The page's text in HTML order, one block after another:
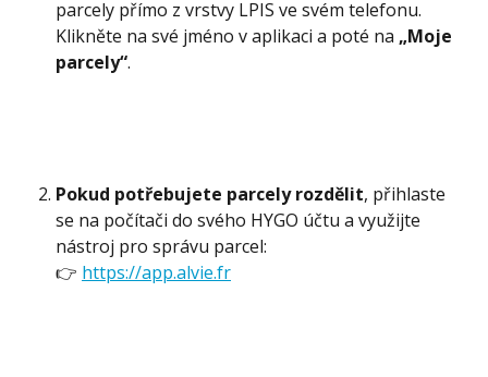
parcely přímo z vrstvy LPIS ve svém telefonu.
Klikněte na své jméno v aplikaci a poté na „Moje
parcely“.
Pokud potřebujete parcely rozdělit, přihlaste
se na počítači do svého HYGO účtu a využijte
nástroj pro správu parcel:
👉 https://app.alvie.fr